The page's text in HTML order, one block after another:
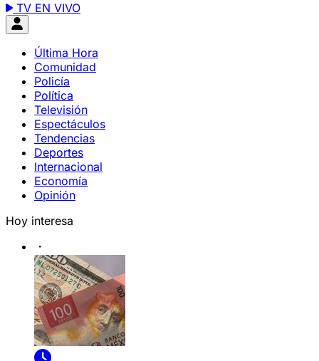
TV EN VIVO
Última Hora
Comunidad
Policía
Política
Televisión
Espectáculos
Tendencias
Deportes
Internacional
Economía
Opinión
Hoy interesa